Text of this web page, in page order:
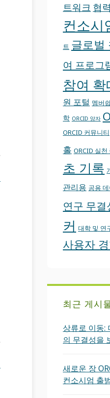
트워크 협
컨소시
트 글로벌
여 프로그
참여 확
원 포털 멤버쉽
학 ORCID 양자
ORCID 커뮤니티
홀 ORCID 실천
초 기록
관리용 공용
연구 무결
커 대학 및 연
사용자
최근 게시
상류로 이동:
의 무결성을
새로운 장
컨소시엄 출